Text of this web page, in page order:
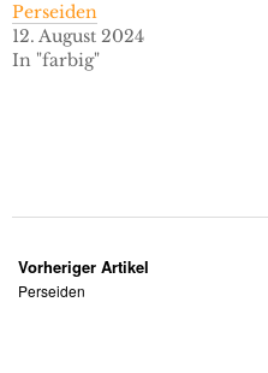
Perseiden
12. August 2024
In "farbig"
Vorheriger Artikel
Perseiden